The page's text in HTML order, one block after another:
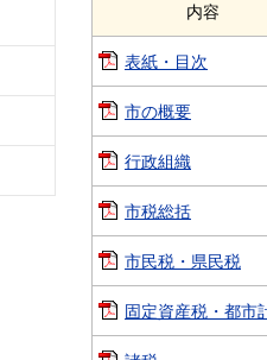
内容
表紙・目次
市の概要
行政組織
市税総括
市民税・県民税
固定資産税・都市